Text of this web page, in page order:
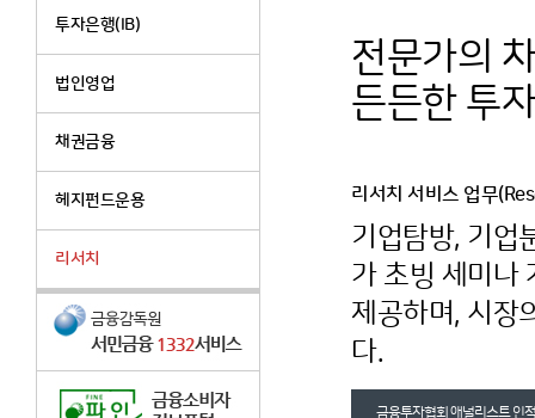
투자은행(IB)
법인영업
채권금융
헤지펀드운용
리서치
전문가의
든든한 투
리서치 서비스 업무
기업탐방, 기업
가 초빙 세미나
제공하며, 시장
다.
금융투자협회 애널리스트 인